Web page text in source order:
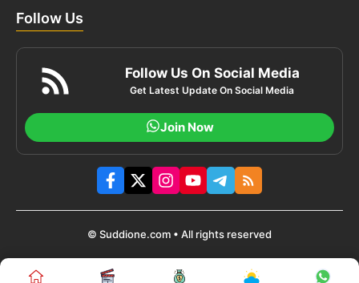
Follow Us
Follow Us On Social Media
Get Latest Update On Social Media
Join Now
© Suddione.com • All rights reserved